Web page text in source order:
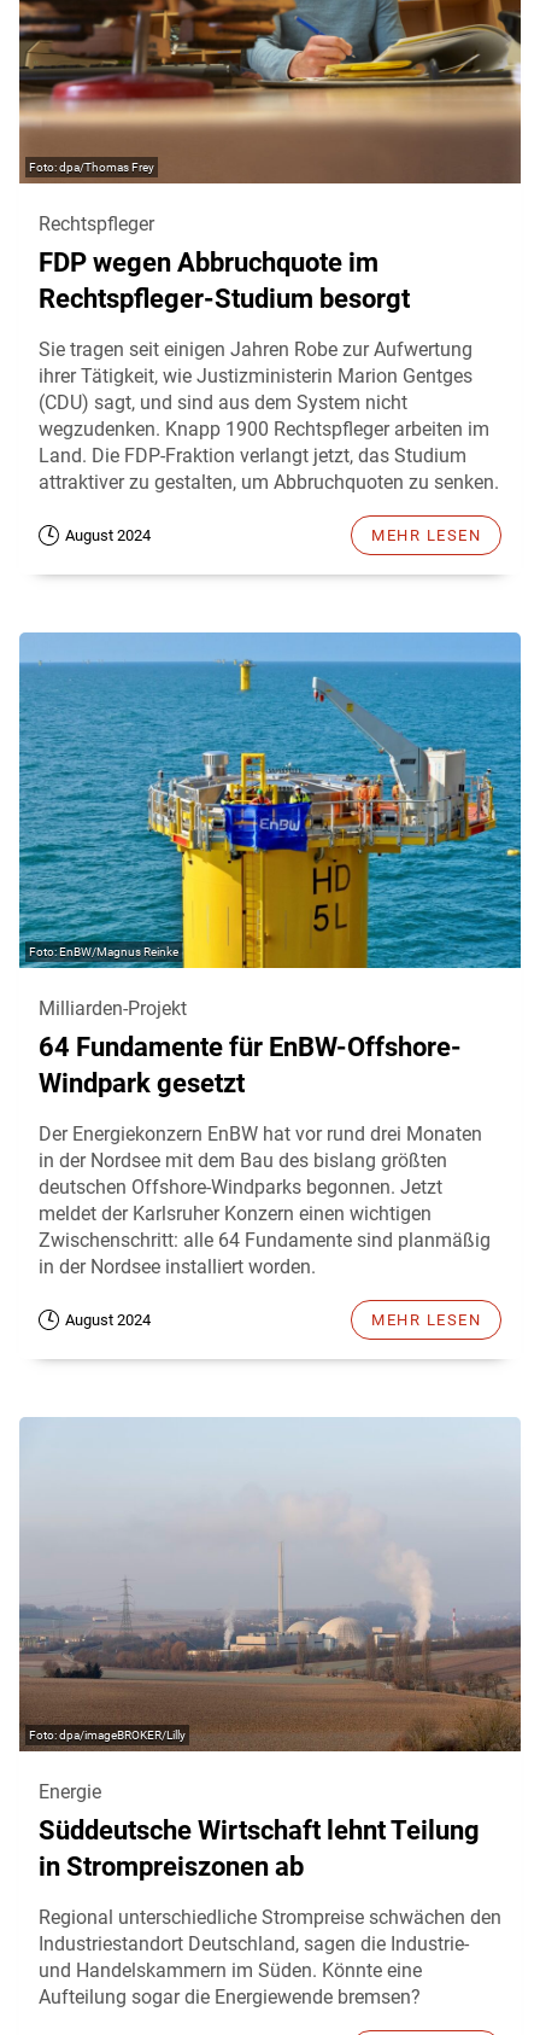
dpa/Thomas Frey
Rechtspfleger
FDP wegen Abbruchquote im
Rechtspfleger-Studium besorgt
Sie tragen seit einigen Jahren Robe zur Aufwertung
ihrer Tätigkeit, wie Justizministerin Marion Gentges
(CDU) sagt, und sind aus dem System nicht
wegzudenken. Knapp 1900 Rechtspfleger arbeiten im
Land. Die FDP-Fraktion verlangt jetzt, das Studium
attraktiver zu gestalten, um Abbruchquoten zu senken.
August 2024 MEHR LESEN
EnBW/Magnus Reinke
Milliarden-Projekt
64 Fundamente für EnBW-Offshore-
Windpark gesetzt
Der Energiekonzern EnBW hat vor rund drei Monaten
in der Nordsee mit dem Bau des bislang größten
deutschen Offshore-Windparks begonnen. Jetzt
meldet der Karlsruher Konzern einen wichtigen
Zwischenschritt: alle 64 Fundamente sind planmäßig
in der Nordsee installiert worden.
August 2024 MEHR LESEN
dpa/imageBROKER/Lilly
Energie
Süddeutsche Wirtschaft lehnt Teilung
in Strompreiszonen ab
Regional unterschiedliche Strompreise schwächen den
Industriestandort Deutschland, sagen die Industrie-
und Handelskammern im Süden. Könnte eine
Aufteilung sogar die Energiewende bremsen?